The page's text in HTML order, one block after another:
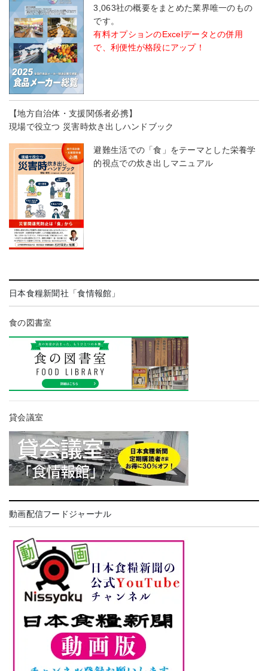
3,063社の概要をまとめた業界唯一のもの
です。
有料オプションのExcelデータとの併用
で、利便性が格段にアップ！
【地方自治体・支援関係者必携】
現場で役立つ 災害時炊き出しハンドブック
避難生活での「食」をテーマとした栄養学
的視点での炊き出しマニュアル
日本食糧新聞社「食情報館」
食の図書室
貸会議室
動画配信フードジャーナル